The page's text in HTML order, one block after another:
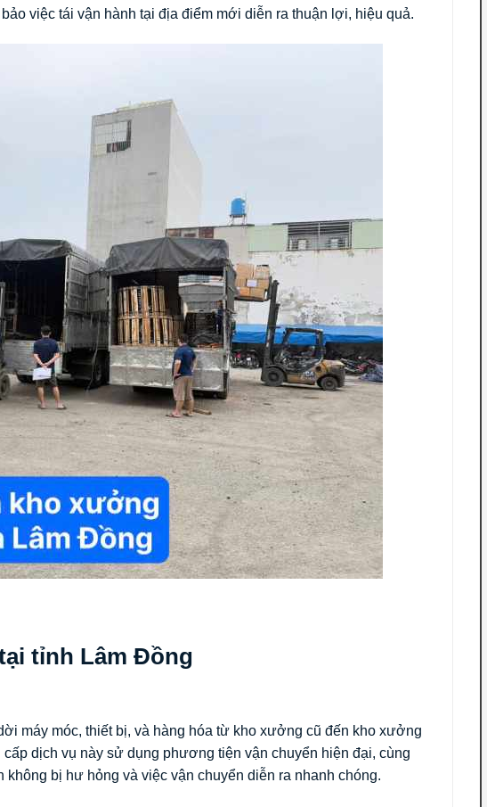
việc tái vận hành tại địa điểm mới diễn ra thuận lợi, hiệu quả.
tỉnh Lâm Đồng
máy móc, thiết bị, và hàng hóa từ kho xưởng cũ đến kho xưởng
dịch vụ này sử dụng phương tiện vận chuyển hiện đại, cùng
bị hư hỏng và việc vận chuyển diễn ra nhanh chóng.